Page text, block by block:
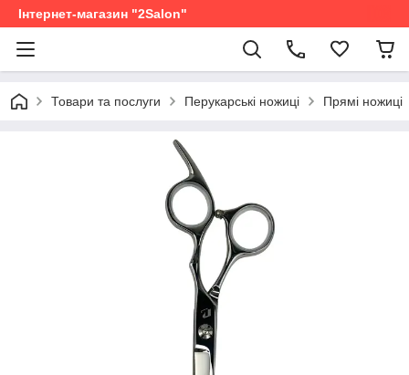
Інтернет-магазин "2Salon"
Товари та послуги Перукарські ножиці Прямі ножиці